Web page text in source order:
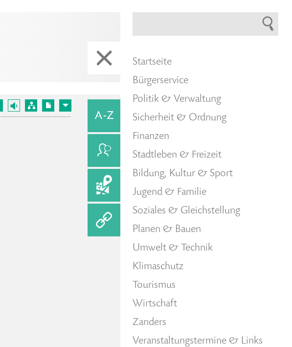
Startseite
Bürgerservice
Politik & Verwaltung
Sicherheit & Ordnung
Finanzen
Stadtleben & Freizeit
Bildung, Kultur & Sport
Jugend & Familie
Soziales & Gleichstellung
Planen & Bauen
Umwelt & Technik
Klimaschutz
Tourismus
Wirtschaft
Zanders
Veranstaltungstermine & Links